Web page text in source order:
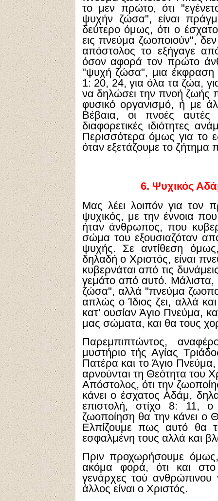
το μεν πρώτο, ότι
ψυχήν ζώσα", είναι
δεύτερο όμως, ότι ο
εις πνεύμα ζωοποιούν",
απόστολος το εξήγαγε
όσον αφορά τον πρώτο
"ψυχή ζώσα", μια έκφραση
1: 20, 24, για όλα τα ζώα,
να δηλώσει την πνοή ζωής
φυσικό οργανισμό, ή με
Βέβαια, οι πνοές αυτές
διαφορετικές ιδιότητες
Περισσότερα όμως για το
όταν εξετάζουμε το ζήτημα
6. Ψυχικός
Μας λέει λοιπόν για τον
ψυχικός, με την έννοια
ήταν άνθρωπος, που
σώμα του εξουσιαζόταν
ψυχής. Σε αντίθεση
δηλαδή ο Χριστός, είναι
κυβερνάται από τις
γεμάτο από αυτό.
ζώσα", αλλά "πνεύμα
απλώς ο Ίδιος ζει, αλλά
κατ' ουσίαν Άγιο Πνεύμα,
μας σώματα, και θα τους
Παρεμπιπτώντος,
μυστήριο τής Αγίας
Πατέρα και το Άγιο
αρνούνται τη Θεότητα του
Απόστολος, ότι την
κάνει ο έσχατος Αδάμ,
επιστολή, στίχο 8: 11, ο
ζωοποίηση θα την κάνει ο
Ελπίζουμε πως αυτό θα
εσφαλμένη τους αλλά και
Πριν προχωρήσουμε
ακόμα φορά, ότι και στο
γενάρχες τού
άλλος είναι ο Χριστός.